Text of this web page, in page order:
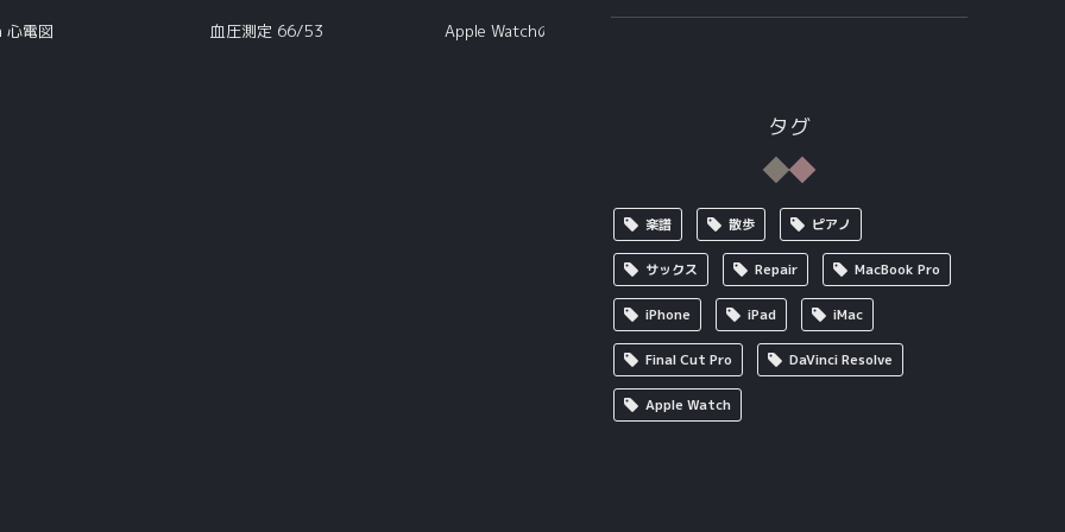
心電図 血圧測定 66/53 Apple Watchの心電図（ECG）
タグ
楽譜 散歩 ピアノ
サックス Repair MacBook Pro
iPhone iPad iMac
Final Cut Pro DaVinci Resolve
Apple Watch